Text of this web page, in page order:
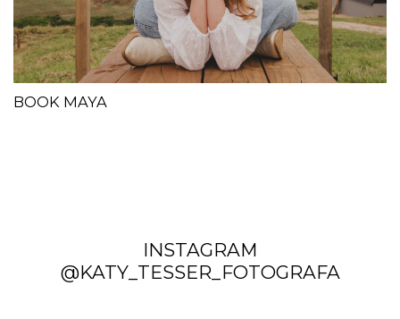
BOOK MAYA
INSTAGRAM
@KATY_TESSER_FOTOGRAFA